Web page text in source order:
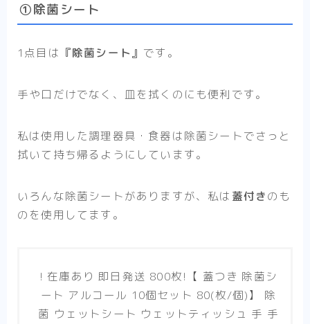
①除菌シート
1点目は 『除菌シート』 です。
手や口だけでなく、皿を拭くのにも便利です。
私は使用した調理器具・食器は除菌シートでさっと
拭いて持ち帰るようにしています。
いろんな除菌シートがありますが、私は 蓋付きのも
のを使用してます。
! 在庫あり 即日発送 800枚!【 蓋つき 除菌シ
ート アルコール 10個セット 80(枚/個)】 除
菌 ウェットシート ウェットティッシュ 手 手